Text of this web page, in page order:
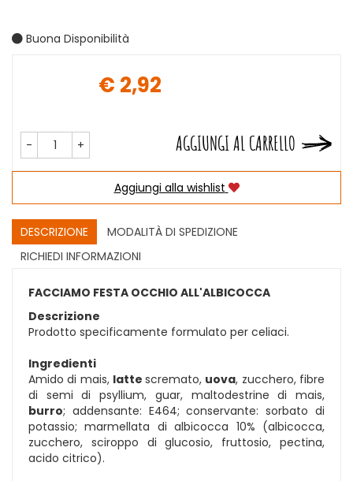
Buona Disponibilità
€ 2,92
- + AGGIUNGI AL CARRELLO
Aggiungi alla wishlist
DESCRIZIONE
MODALITÀ DI SPEDIZIONE
RICHIEDI INFORMAZIONI
FACCIAMO FESTA OCCHIO ALL'ALBICOCCA
Descrizione
Prodotto specificamente formulato per celiaci.
Ingredienti
Amido di mais, lattescremato, uova, zucchero, fibre
di semi di psyllium, guar, maltodestrine di mais,
burro; addensante: E464; conservante: sorbato di
potassio; marmellata di albicocca 10% (albicocca,
zucchero, sciroppo di glucosio, fruttosio, pectina,
acido citrico).